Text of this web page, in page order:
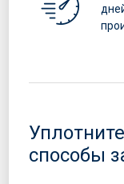
способы